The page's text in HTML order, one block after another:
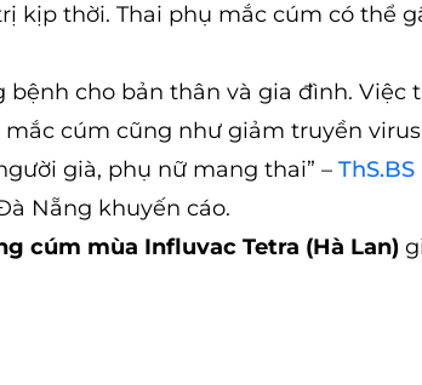
kịp thời. Thai phụ mắc cúm có thể
cho bản thân và gia đình. Việc
cúm cũng như giảm truyền
già, phụ nữ mang thai” –
Nẵng khuyến cáo.
cúm mùa Influvac Tetra (Hà Lan)